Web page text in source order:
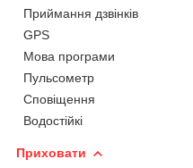
Приймання дзвінків
GPS
Мова програми
Пульсометр
Сповіщення
Водостійкі
Приховати